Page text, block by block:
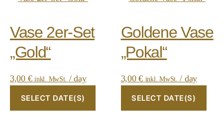
Vase 2er-Set
„Gold“
3,00 € inkl. MwSt. / day
SELECT DATE(S)
Goldene Vase
„Pokal“
3,00€ inkl. MwSt. / day
SELECT DATE(S)